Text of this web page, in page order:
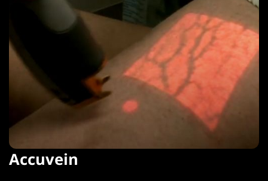
Accuvein